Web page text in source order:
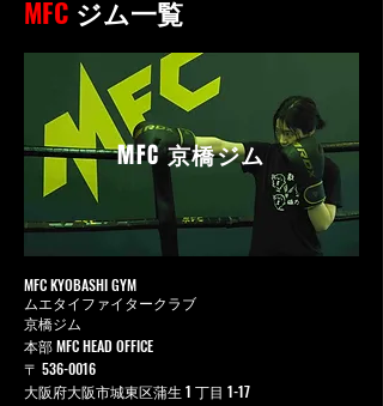
MFC ジム一覧
MFC京橋ジム
MFC KYOBASHI GYM
ムエタイファイタークラブ
京橋ジム
本部 MFC HEAD OFFICE
〒 536-0016
大阪府大阪市城東区蒲生 1 丁目 1-17